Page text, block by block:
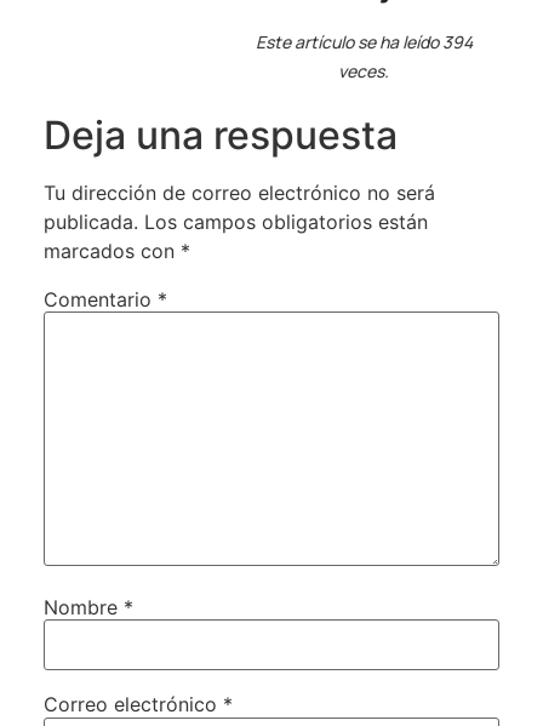
Este artículo se ha leído 394
veces.
Deja una respuesta
Tu dirección de correo electrónico no será
publicada. Los campos obligatorios están
marcados con *
Comentario *
Nombre *
Correo electrónico *